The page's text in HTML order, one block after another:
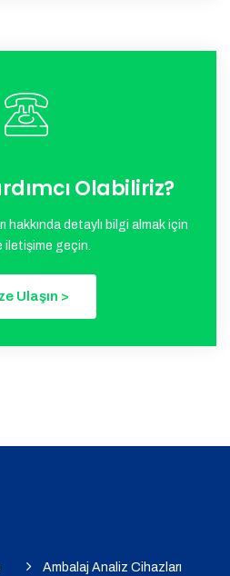
Olabiliriz?
hakkında detaylı bilgi almak için
iletişime geçin.
Ulaşın >
Ambalaj Analiz Cihazları